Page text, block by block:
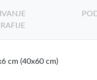
cm (40x60 cm)